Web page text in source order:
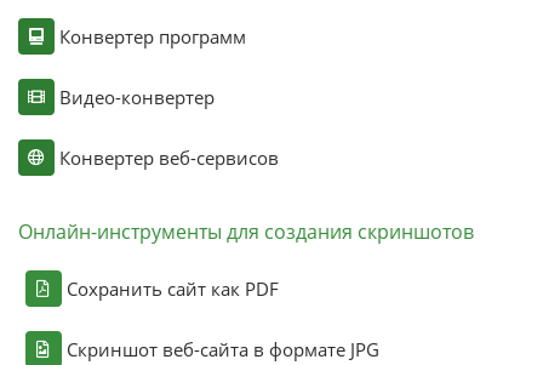
Конвертер программ
Видео-конвертер
Конвертер веб-сервисов
Онлайн-инструменты для создания скриншотов
Сохранить сайт как PDF
Скриншот веб-сайта в формате JPG